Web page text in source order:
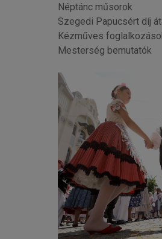
Néptánc műsorok
Szegedi Papucsért díj
Kézműves
Mesterség bemutatók